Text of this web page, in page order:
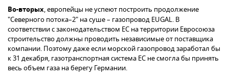
Во-вторых, европейцы не успеют построить продолжение
"Северного потока–2" на суше – газопровод EUGAL. В
соответствии с законодательством ЕС на территории Евросоюза
строительство должны проводить независимые от поставщика
компании. Поэтому даже если морской газопровод заработал бы
к 31 декабря, газотранспортная система ЕС не смогла бы принять
весь объем газа на берегу Германии.